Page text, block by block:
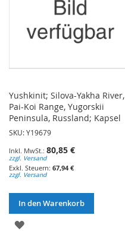
Yushkinit; Silova-Yakha River,
Pai-Koi Range, Yugorskii
Peninsula, Russland; Kapsel
SKU: Y19679
80,85 €
zzgl. Versand
67,94 €
zzgl. Versand
In den Warenkorb
ZUR